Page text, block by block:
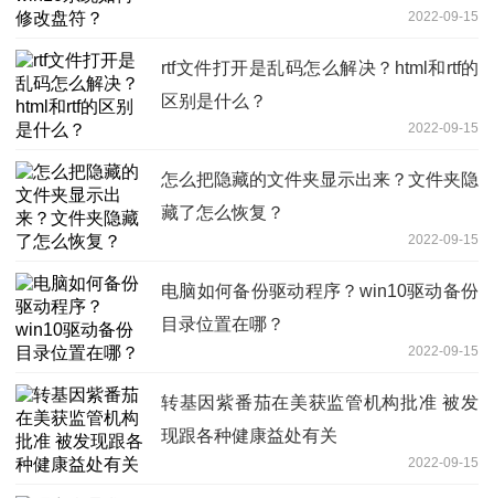
2022-09-15
rtf文件打开是乱码怎么解决？html和rtf的
区别是什么？
2022-09-15
怎么把隐藏的文件夹显示出来？文件夹隐
藏了怎么恢复？
2022-09-15
电脑如何备份驱动程序？win10驱动备份
目录位置在哪？
2022-09-15
转基因紫番茄在美获监管机构批准 被发
现跟各种健康益处有关
2022-09-15